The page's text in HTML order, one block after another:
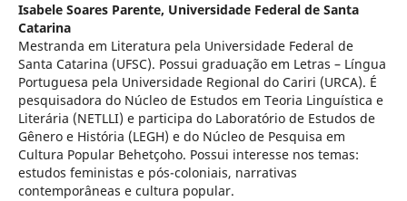
Isabele Soares Parente, Universidade Federal de Santa
Catarina
Mestranda em Literatura pela Universidade Federal de
Santa Catarina (UFSC). Possui graduação em Letras – Língua
Portuguesa pela Universidade Regional do Cariri (URCA). É
pesquisadora do Núcleo de Estudos em Teoria Linguística e
Literária (NETLLI) e participa do Laboratório de Estudos de
Gênero e História (LEGH) e do Núcleo de Pesquisa em
Cultura Popular Behetçoho. Possui interesse nos temas:
estudos feministas e pós-coloniais, narrativas
contemporâneas e cultura popular.